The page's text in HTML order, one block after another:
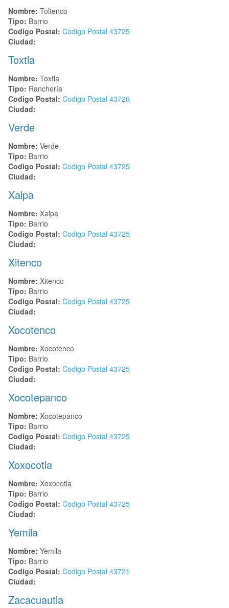
Nombre: Toltenco
Tipo: Barrio
Codigo Postal: Codigo Postal 43725
Ciudad:
Toxtla
Nombre: Toxtla
Tipo: Ranchería
Codigo Postal: Codigo Postal 43726
Ciudad:
Verde
Nombre: Verde
Tipo: Barrio
Codigo Postal: Codigo Postal 43725
Ciudad:
Xalpa
Nombre: Xalpa
Tipo: Barrio
Codigo Postal: Codigo Postal 43725
Ciudad:
Xitenco
Nombre: Xitenco
Tipo: Barrio
Codigo Postal: Codigo Postal 43725
Ciudad:
Xocotenco
Nombre: Xocotenco
Tipo: Barrio
Codigo Postal: Codigo Postal 43725
Ciudad:
Xocotepanco
Nombre: Xocotepanco
Tipo: Barrio
Codigo Postal: Codigo Postal 43725
Ciudad:
Xoxocotla
Nombre: Xoxocotla
Tipo: Barrio
Codigo Postal: Codigo Postal 43725
Ciudad:
Yemila
Nombre: Yemila
Tipo: Barrio
Codigo Postal: Codigo Postal 43721
Ciudad:
Zacacuautla